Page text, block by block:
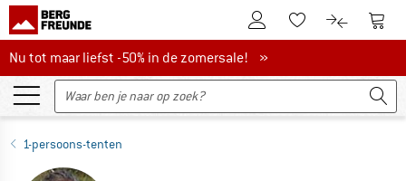
De klantenaccount
Naar deNaar de
Nu tot maar liefst -50% in de zomersale!
Nu tot maar liefst -50% in de zomersale! »
1-persoons-tenten